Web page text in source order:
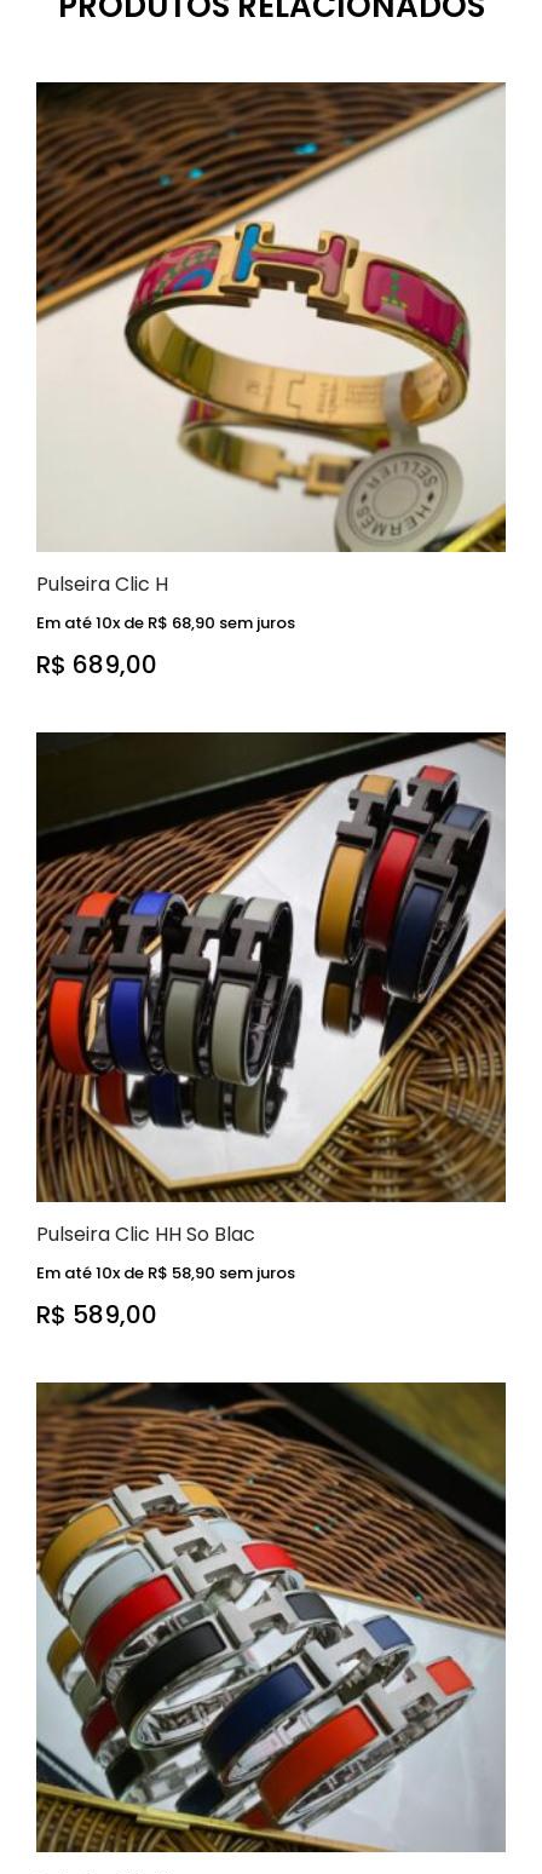
Pulseira Clic H
R$ 689,00
Em até 10x de R$ 68,90 sem juros
Pulseira Clic HH So Blac
R$ 589,00
Em até 10x de R$ 58,90 sem juros